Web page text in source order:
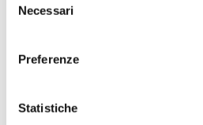
modificare o revocare il proprio
momento dalla Dichiarazione
raccogliere informazioni
delNecessari
Preferenze
Statistiche